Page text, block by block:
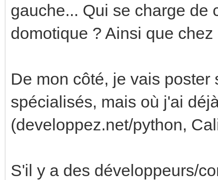
gauche... Qui se charge de
domotique ? Ainsi que
De mon côté, je vais
spécialisés, mais où j'ai
(developpez.net/python,
S'il y a des développeurs/